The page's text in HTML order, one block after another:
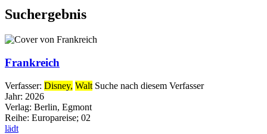
Suchergebnis
Frankreich
Verfasser: Disney, Walt Suche nach diesem Verfasser
Jahr: 2026
Verlag: Berlin, Egmont
Reihe: Europareise; 02
lädt